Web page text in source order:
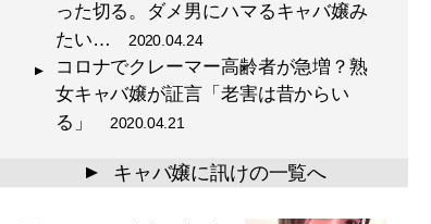
った切る。ダメ男にハマるキャバ嬢み
たい… 2020.04.24
コロナでクレーマー高齢者が急増？熟
女キャバ嬢が証言「老害は昔からい
る」 2020.04.21
▲ キャバ嬢に訊けの一覧へ